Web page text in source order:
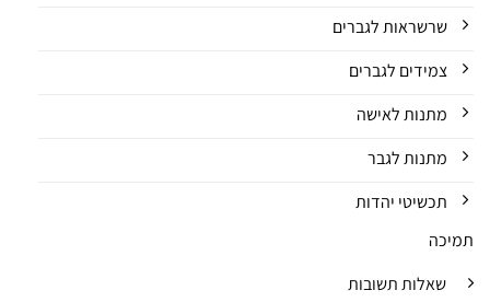
שרשראות לגברים
צמידים לגברים
מתנות לאישה
מתנות לגבר
תכשיטי יהדות
תמיכה
שאלות תשובות